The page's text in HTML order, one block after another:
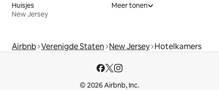
Huisjes
New Jersey
Meer tonen
Airbnb Verenigde Staten New Jersey Hotelkamers
© 2026 Airbnb, Inc.